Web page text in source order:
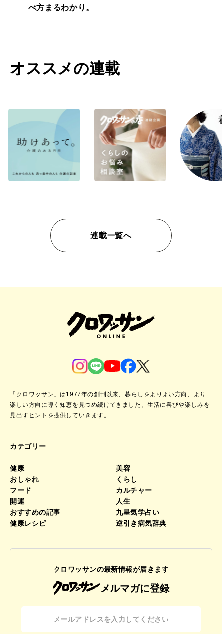
べ方まるわかり。
オススメの連載
連載一覧へ
「クロワッサン」は1977年の創刊以来、暮らしをよりよい方向、より
楽しい方向に導く知恵を見つめ続けてきました。生活に喜びや楽しみを
見出すヒントを提供していきます。
カテゴリー
健康
美容
おしゃれ
くらし
フード
カルチャー
開運
人生
おすすめの記事
九星気学占い
健康レシピ
逆引き病気辞典
クロワッサンの最新情報が届きます
メルマガに登録